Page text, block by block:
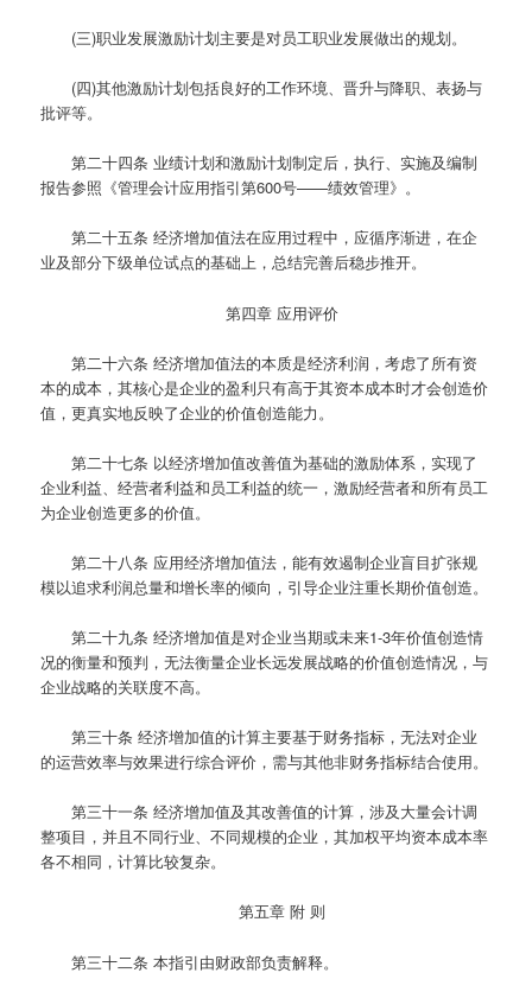
(三)职业发展激励计划主要是对员工职业发展做出的规划。
(四)其他激励计划包括良好的工作环境、晋升与降职、表扬与
批评等。
第二十四条 业绩计划和激励计划制定后，执行、实施及编制
报告参照《管理会计应用指引第600号——绩效管理》。
第二十五条 经济增加值法在应用过程中，应循序渐进，在企
业及部分下级单位试点的基础上，总结完善后稳步推开。
第四章 应用评价
第二十六条 经济增加值法的本质是经济利润，考虑了所有资
本的成本，其核心是企业的盈利只有高于其资本成本时才会创造价
值，更真实地反映了企业的价值创造能力。
第二十七条 以经济增加值改善值为基础的激励体系，实现了
企业利益、经营者利益和员工利益的统一，激励经营者和所有员工
为企业创造更多的价值。
第二十八条 应用经济增加值法，能有效遏制企业盲目扩张规
模以追求利润总量和增长率的倾向，引导企业注重长期价值创造。
第二十九条 经济增加值是对企业当期或未来1-3年价值创造情
况的衡量和预判，无法衡量企业长远发展战略的价值创造情况，与
企业战略的关联度不高。
第三十条 经济增加值的计算主要基于财务指标，无法对企业
的运营效率与效果进行综合评价，需与其他非财务指标结合使用。
第三十一条 经济增加值及其改善值的计算，涉及大量会计调
整项目，并且不同行业、不同规模的企业，其加权平均资本成本率
各不相同，计算比较复杂。
第五章 附 则
第三十二条 本指引由财政部负责解释。